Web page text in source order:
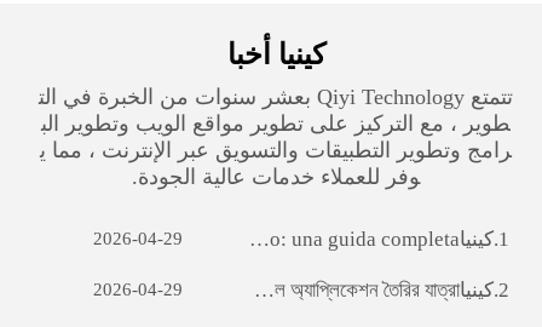
كينيا‎ أخبا
تتمتع Qiyi Technology بعشر سنوات من الخبرة في الت
طوير ، مع التركيز على تطوير مواقع الويب وتطوير الب
رامج وتطوير التطبيقات والتسويق عبر الإنترنت ، مما ي
وفر للعملاء خدمات عالية الجودة.
1. كينيا‎ Sviluppo di siti web per il commercio estero: una guida completa 2026-04-29
2. كينيا‎ ara অ্যাপ ডেভেলপমেন্টঃ একটি সফল মোবাইল অ্যাপ্লিকেশন তৈরির যাত্রা 2026-04-29